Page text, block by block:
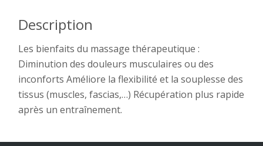
Description
Les bienfaits du massage thérapeutique :
Diminution des douleurs musculaires ou des
inconforts Améliore la flexibilité et la souplesse des
tissus (muscles, fascias,…) Récupération plus rapide
après un entraînement.